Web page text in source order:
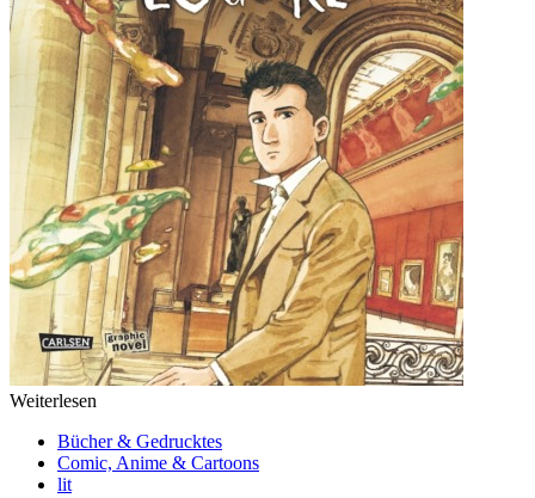
Weiterlesen
Bücher & Gedrucktes
Comic, Anime & Cartoons
lit